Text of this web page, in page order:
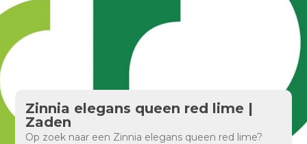
Zinnia elegans queen red lime |
Zaden
Op zoek naar een Zinnia elegans queen red lime?